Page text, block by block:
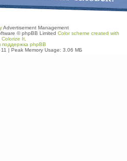
Advertisement Management
© phpBB Limited Color scheme created with
Colorize It.
поддержка phpBB
| Peak Memory Usage: 3.06 МБ